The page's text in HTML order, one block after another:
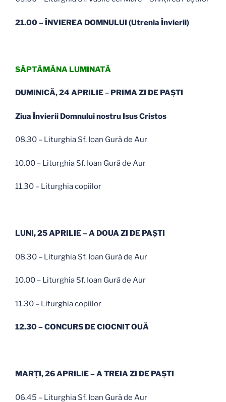
21.00 – ÎNVIEREA DOMNULUI (Utrenia Învierii)
SĂPTĂMÂNA LUMINATĂ
DUMINICĂ, 24 APRILIE – PRIMA ZI DE PAŞTI
Ziua Învierii Domnului nostru Isus Cristos
08.30 – Liturghia Sf. Ioan Gură de Aur
10.00 – Liturghia Sf. Ioan Gură de Aur
11.30 – Liturghia copiilor
LUNI, 25 APRILIE– A DOUA ZI DE PAŞTI
08.30 – Liturghia Sf. Ioan Gură de Aur
10.00 – Liturghia Sf. Ioan Gură de Aur
11.30 – Liturghia copiilor
12.30 – CONCURS DE CIOCNIT OUĂ
MARŢI, 26 APRILIE– A TREIA ZI DE PAŞTI
06.45 – Liturghia Sf. Ioan Gură de Aur